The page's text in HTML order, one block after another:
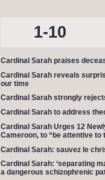
1-10
Cardinal Sarah praises
Cardinal Sarah reveals
our time
Cardinal Sarah strongly
Cardinal Sarah to address
Cardinal Sarah Urges 12
Cameroon, to “be attentive to
Cardinal Sarah: sauvez le
Cardinal Sarah: ‘separating
a dangerous schizophrenic